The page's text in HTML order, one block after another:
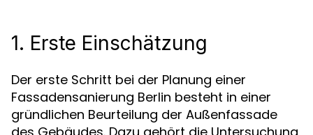
1. Erste Einschätzung
Der erste Schritt bei der Planung einer
Fassadensanierung Berlin besteht in einer
gründlichen Beurteilung der Außenfassade